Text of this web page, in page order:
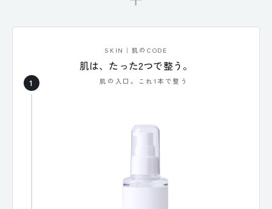
SKIN｜肌のCODE
肌は、たった2つで整う。
1 肌の入口。これ1本で整う